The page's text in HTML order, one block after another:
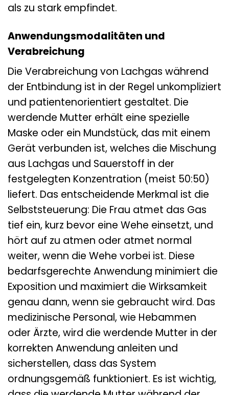
als zu stark empfindet.
Anwendungsmodalitäten und
Verabreichung
Die Verabreichung von Lachgas während
der Entbindung ist in der Regel unkompliziert
und patientenorientiert gestaltet. Die
werdende Mutter erhält eine spezielle
Maske oder ein Mundstück, das mit einem
Gerät verbunden ist, welches die Mischung
aus Lachgas und Sauerstoff in der
festgelegten Konzentration (meist 50:50)
liefert. Das entscheidende Merkmal ist die
Selbststeuerung: Die Frau atmet das Gas
tief ein, kurz bevor eine Wehe einsetzt, und
hört auf zu atmen oder atmet normal
weiter, wenn die Wehe vorbei ist. Diese
bedarfsgerechte Anwendung minimiert die
Exposition und maximiert die Wirksamkeit
genau dann, wenn sie gebraucht wird. Das
medizinische Personal, wie Hebammen
oder Ärzte, wird die werdende Mutter in der
korrekten Anwendung anleiten und
sicherstellen, dass das System
ordnungsgemäß funktioniert. Es ist wichtig,